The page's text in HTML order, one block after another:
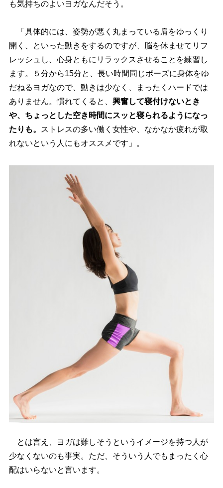
も気持ちのよいヨガなんだそう。
「具体的には、姿勢が悪く丸まっている肩をゆっくり
開く、といった動きをするのですが、脳を休ませてリフ
レッシュし、心身ともにリラックスさせることを練習し
ます。５分から15分と、長い時間同じポーズに身体をゆ
だねるヨガなので、動きは少なく、まったくハードでは
ありません。慣れてくると、 興奮して寝付けないとき
、ちょっとした空き時間にスッと寝られるようになっ
たりも。
ストレスの多い働く女性や、なかなか疲れが取
れないという人にもオススメです」。
とは言え、ヨガは難しそうというイメージを持つ人が
少なくないのも事実。ただ、そういう人でもまったく心
配はいらないと言います。